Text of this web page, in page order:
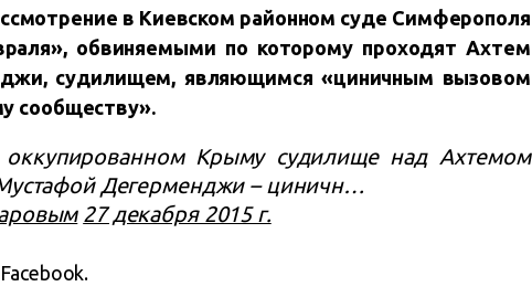
в Киевском районном суде Симферополя
обвиняемыми по которому проходят Ахтем
судилищем, являющимся «циничным вызовом
сообществу».
Крыму судилище над Ахтемом
Дегерменджи – циничн…
27 декабря 2015 г.